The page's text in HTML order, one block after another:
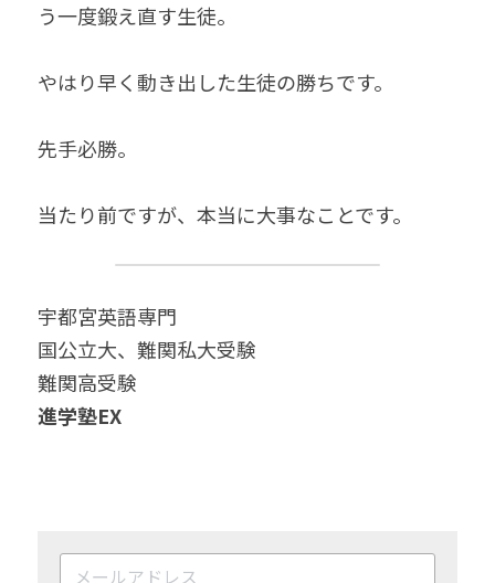
う一度鍛え直す生徒。
やはり早く動き出した生徒の勝ちです。
先手必勝。
当たり前ですが、本当に大事なことです。
宇都宮英語専門
国公立大、難関私大受験
難関高受験
進学塾EX